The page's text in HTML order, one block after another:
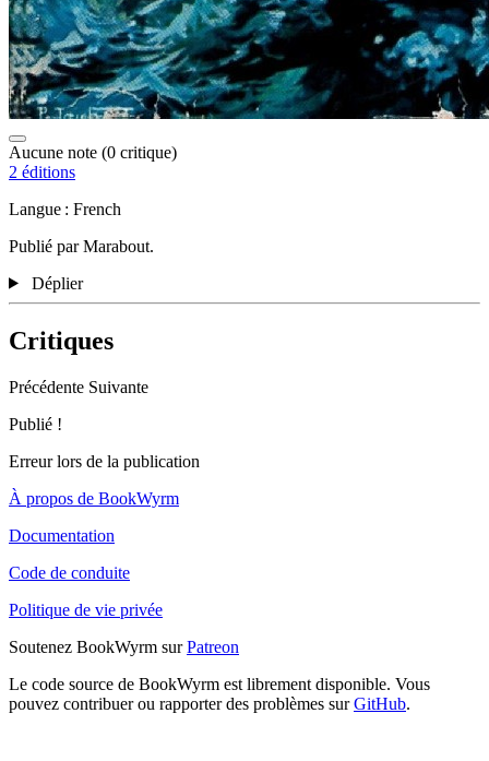
Aucune note (0 critique)
2 éditions
Langue : French
Publié par Marabout.
Déplier
Critiques
Précédente Suivante
Publié !
Erreur lors de la publication
À propos de BookWyrm
Documentation
Code de conduite
Politique de vie privée
Soutenez BookWyrm surPatreon
Le code source de BookWyrm est librement disponible. Vous
pouvez contribuer ou rapporter des problèmes surGitHub.